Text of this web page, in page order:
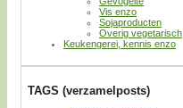
Vis enzo
Sojaproducten
Overig vegetarisch
Keukengerei, kennis enzo
TAGS (verzamelposts)